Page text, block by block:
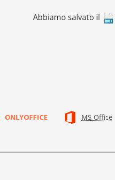
Abbiamo salvato il
ONLYOFFICE MS Office